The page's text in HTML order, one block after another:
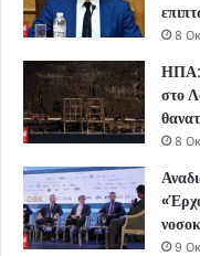
8
ΗΠΑ:
στο
8
9